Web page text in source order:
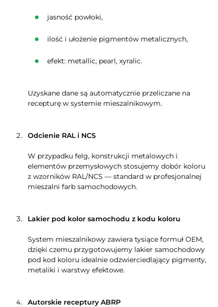
jasność powłoki,
ilość i ułożenie pigmentów metalicznych,
efekt: metallic, pearl, xyralic.
Uzyskane dane są automatycznie przeliczane na
recepturę w systemie mieszalnikowym.
Odcienie RAL i NCS
W przypadku felg, konstrukcji metalowych i
elementów przemysłowych stosujemy dobór koloru
z wzorników RAL/NCS — standard w profesjonalnej
mieszalni farb samochodowych.
Lakier pod kolor samochodu z kodu koloru
System mieszalnikowy zawiera tysiące formuł OEM,
dzięki czemu przygotowujemy lakier samochodowy
pod kod koloru idealnie odzwierciedlający pigmenty,
metaliki i warstwy efektowe.
Autorskie receptury ABRP